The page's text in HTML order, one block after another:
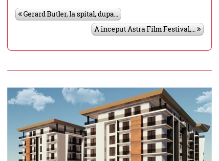
Gerard Butler, la spital, dupa...
A început Astra Film Festival,...